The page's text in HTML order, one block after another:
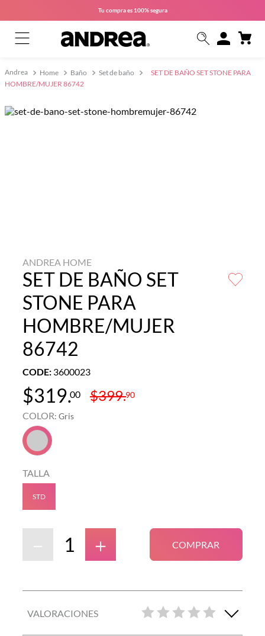
Tu compra es 100% segura
Home Baño Set de baño
SET DE BAÑO SET STONE PARA
HOMBRE/MUJER 86742
ANDREA HOME
SET DE BAÑO SET
STONE PARA
HOMBRE/MUJER
86742
CODE: 3600023
$319.00 $399.90
COLOR: Gris
TALLA
STD
＋
－ COMPRAR
VALORACIONES